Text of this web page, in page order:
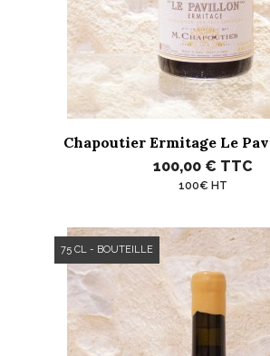
Chapoutier Ermitage Le
100,00 € TTC
100€ HT
75 CL - BOUTEILLE